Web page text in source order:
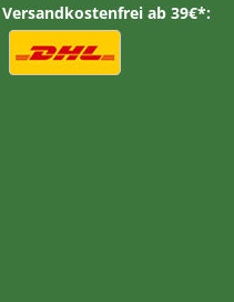
Versandkostenfrei ab 39€*: